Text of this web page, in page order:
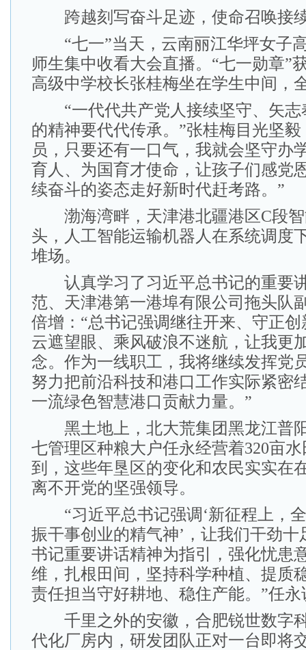
跨越刻写奋斗足迹，使命召唤接
“七一”当天，云南丽江华坪女子
师生集中收看大会直播。“七一勋章”
高级中学校长张桂梅坐在学生中间，
“一代代共产党人接续坚守、矢志
的精神要代代传承。”张桂梅目光坚
员，只要还有一口气，我就会坚守办
育人、为国育才使命，让孩子们感党
续奋斗的姿态走好新时代赶考路。”
渤海湾畔，天津港北疆港区C段智
头，人工智能运输机器人在系统调度
堆场。
认真学习了习近平总书记的重要
范、天津港第一港埠有限公司拖头队
倍增：“总书记强调继往开来、守正
云遮望眼、乘风破浪不迷航，让我更
念。作为一线职工，我将继续发挥党
努力把前沿科技和港口工作实际紧密
一流绿色智慧港口贡献力量。”
黑土地上，北大荒集团黑龙江普
七管理区种粮大户任永经营着320亩
到，这些年垦区的变化和农民实实在
离不开党的坚强领导。
“习近平总书记强调‘新征程上，
振干事创业的精气神’，让我们干劲十
书记重要讲话精神为指引，强化忧患
维，扎根田间，坚持科学种植、提质
责任担当守好耕地、稳住产能。”任永
千里之外的安徽，合肥锐世数字
代化厂房内，研发团队正对一台即将